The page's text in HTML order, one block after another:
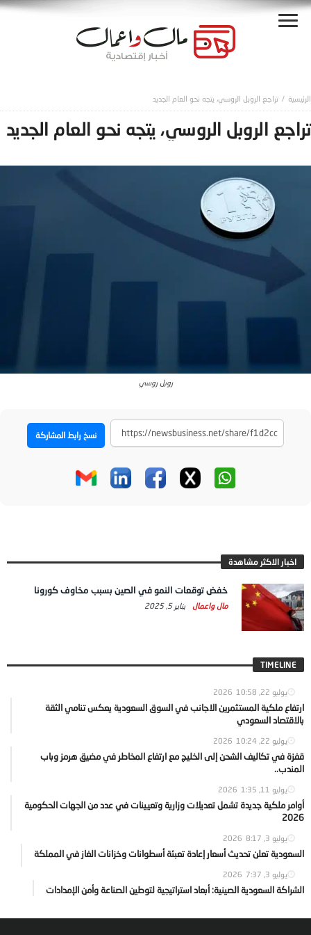
تراجع الروبل الروسي، يتجه نحو العام الجديد
تراجع الروبل الروسي، يتجه نحو العام الجديد
روبل روسي
نسخ رابط المشاركة
اخبار الاكثر مشاهدة
خفض توقعات النمو في الصين بسبب مخاوف كورونا
مال واعمال يناير 5, 2025
TIMELINE
يوليو 22, 2026 10:58
ارتفاع ملكية المستثمرين الاجانب في السوق السعودية يعكس تنامي الثقة
بالاقتصاد السعودي
يوليو 22, 2026 10:24
قفزة في تكاليف الشحن إلى الخليج مع ارتفاع المخاطر في مضيق هرمز وباب
المندب..
يوليو 11, 2026 1:35
أوامر ملكية جديدة تشمل تعديلات وزارية وتعيينات في عدد من الجهات الحكومية
2026
يوليو 3, 2026 8:17
السعودية تعلن تحديث أسعار إعادة تعبئة أسطوانات وخزانات الغاز في المملكة
يوليو 3, 2026 7:37
الشراكة السعودية الصينية: أبعاد استراتيجية لتوطين الصناعة وأمن الإمدادات